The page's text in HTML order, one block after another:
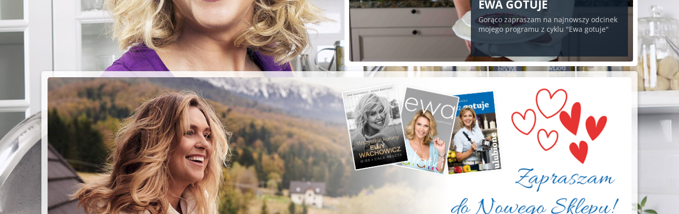
PIECZYSTE POD
CHMURKĄ!
Przepisy na grilla;-)
EWA GOTUJE
Gorąco zapraszam na najnowszy odcinek
mojego programu z cyklu "Ewa gotuje"